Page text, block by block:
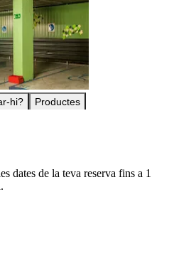
hi? Productes
dates de la teva reserva fins a 1